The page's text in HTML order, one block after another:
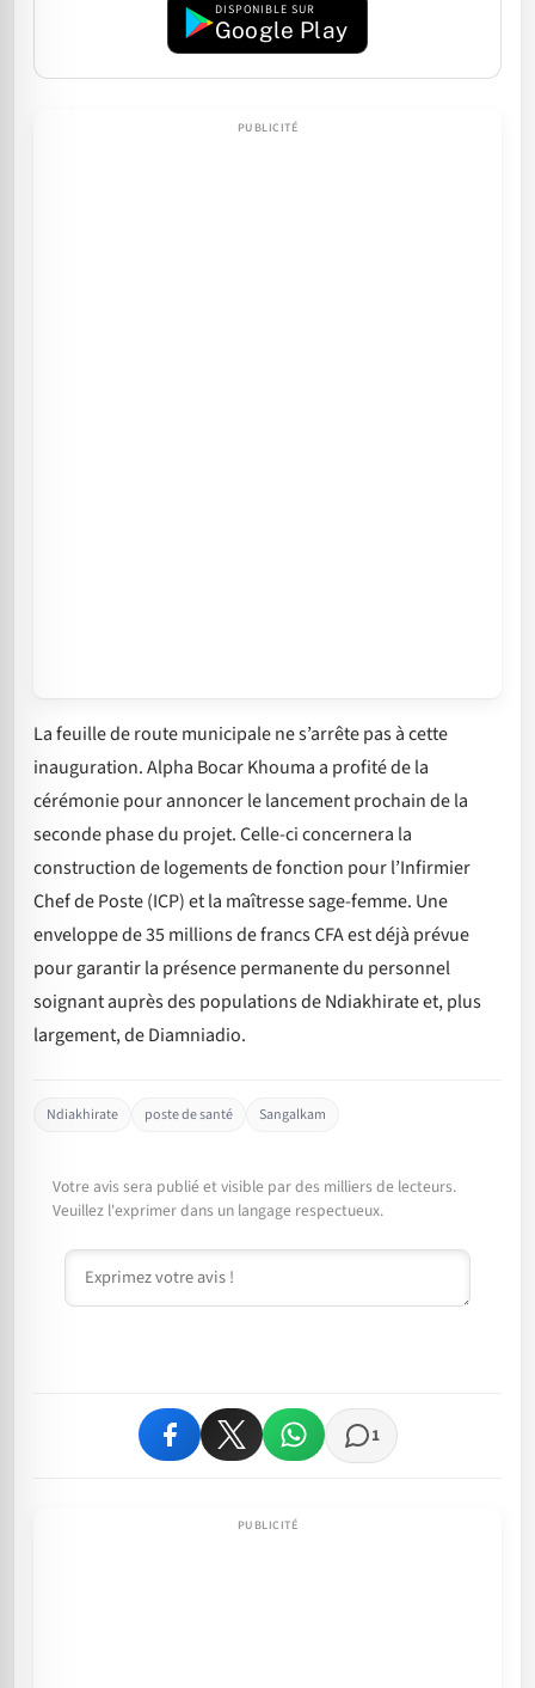
DISPONIBLE SUR
Google Play
La feuille de route municipale ne s’arrête pas à cette
inauguration. Alpha Bocar Khouma a profité de la
cérémonie pour annoncer le lancement prochain de la
seconde phase du projet. Celle-ci concernera la
construction de logements de fonction pour l’Infirmier
Chef de Poste (ICP) et la maîtresse sage-femme. Une
enveloppe de 35 millions de francs CFA est déjà prévue
pour garantir la présence permanente du personnel
soignant auprès des populations de Ndiakhirate et, plus
largement, de Diamniadio.
Ndiakhirate poste de santé Sangalkam
Votre avis sera publié et visible par des milliers de lecteurs.
Veuillez l'exprimer dans un langage respectueux.
Commentaire
1